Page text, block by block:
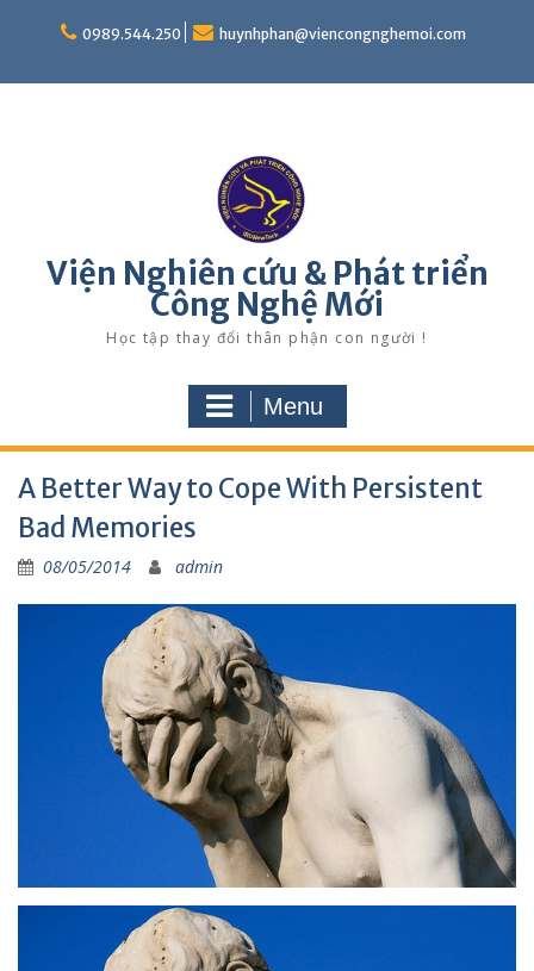
0989.544.250 huynhphan@viencongnghemoi.com
Viện Nghiên cứu & Phát triển
Công Nghệ Mới
Học tập thay đổi thân phận con người !
Menu
A Better Way to Cope With Persistent
Bad Memories
08/05/2014 admin